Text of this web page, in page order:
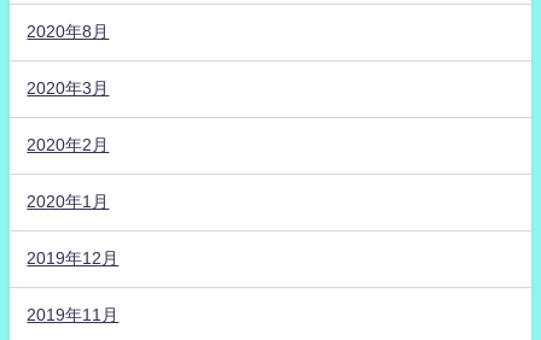
2020年8月
2020年3月
2020年2月
2020年1月
2019年12月
2019年11月